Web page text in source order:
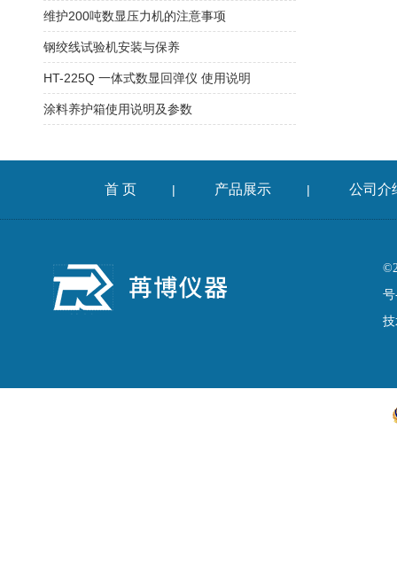
维护200吨数显压力机的注意事项
钢绞线试验机安装与保养
HT-225Q 一体式数显回弹仪 使用说明
涂料养护箱使用说明及参数
首 页 | 产品展示 | 公司介
号